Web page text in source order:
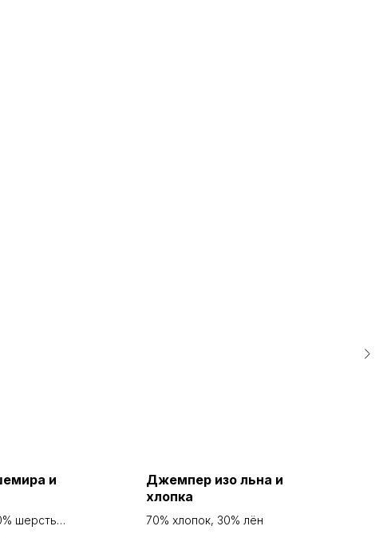
и
шерсть
Джемпер изо льна и
хлопка
70% хлопок, 30% лён